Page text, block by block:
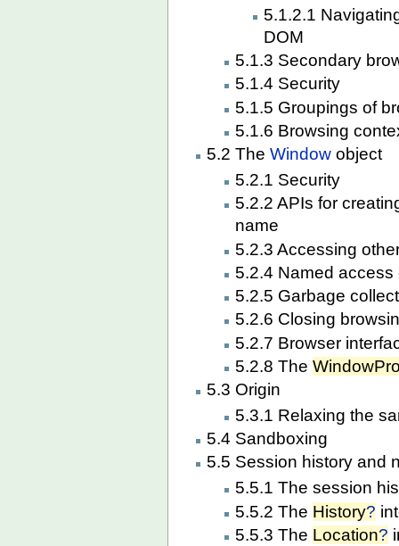
5.1.2.1
DOM
5.1.3 Secondary
5.1.4 Security
5.1.5 Groupings of
5.1.6 Browsing
5.2 TheWindow object
5.2.1 Security
5.2.2 APIs for
name
5.2.3 Accessing
5.2.4 Named
5.2.5 Garbage
5.2.6 Closing
5.2.7 Browser
5.2.8 The
5.3 Origin
5.3.1 Relaxing the
5.4 Sandboxing
5.5 Session history and
5.5.1 The session
5.5.2 The History?
5.5.3 The Location?